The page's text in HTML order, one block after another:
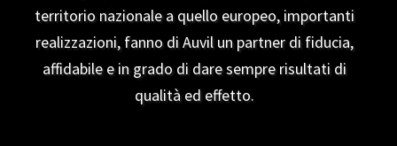
territorio nazionale a quello europeo, importanti
realizzazioni, fanno di Auvil un partner di fiducia,
affidabile e in grado di dare sempre risultati di
qualità ed effetto.